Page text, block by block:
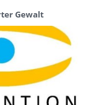
Gewalt